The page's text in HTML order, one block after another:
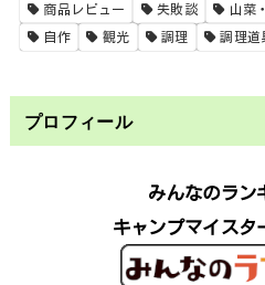
商品レビュー 失敗談 山菜
自作 観光 調理 調理道
プロフィール
みんなのラン
キャンプマイスタ